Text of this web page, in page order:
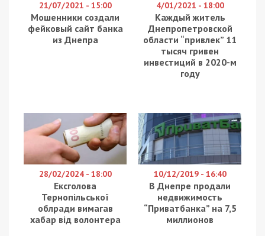
Собственно, сам факт информационной атаки на
Кирилловку и Арабатскую стрелку — давно не
новость. Мы уже писали об этом
материале двухнедельной давности. В ход
пошли и медузы, и мифические «морские блохи»,
и корь с краснухой, и выпадающие с N-ного
Но буквально пару дней назад «ОбозТВ»
выпустил интервью по теме проблем Кирилловки
с Олегом Дейнекой, (со)учредителем ИА
«Новости Украины», — тем самым изданием
(точнее youtube-каналом), которое не так давно
бралонебезызвестное «интервью с
пристрастием»во Франции у бывшего кандидата
в Президенты Украины, Владимира Зеленского.